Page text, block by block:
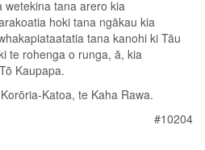
wetekina tana arero kia
hoki tana ngākau kia
tana kanohi ki Tāu
te rohenga o runga, ā, kia
Kaupapa.
Katoa, te Kaha Rawa.
#10204